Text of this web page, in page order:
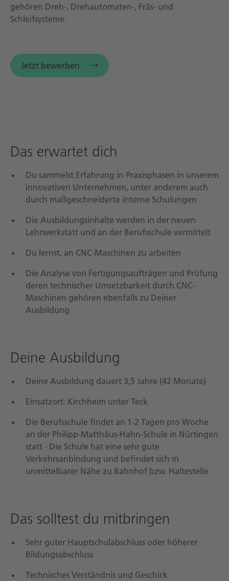
gehören Dreh-, Drehautomaten-, Fräs- und
Schleifsysteme.
Jetzt bewerben
Das erwartet dich
Du sammelst Erfahrung in Praxisphasen in unserem
innovativen Unternehmen, unter anderem auch
durch maßgeschneiderte interne Schulungen
Die Ausbildungsinhalte werden in der neuen
Lehrwerkstatt und an der Berufsschule vermittelt
Du lernst, an CNC-Maschinen zu arbeiten
Die Analyse von Fertigungsaufträgen und Prüfung
deren technischer Umsetzbarkeit durch CNC-
Maschinen gehören ebenfalls zu Deiner
Ausbildung
Deine Ausbildung
Deine Ausbildung dauert 3,5 Jahre (42 Monate)
Einsatzort: Kirchheim unter Teck
Die Berufsschule findet an 1-2 Tagen pro Woche
an der Philipp-Matthäus-Hahn-Schule in Nürtingen
statt - Die Schule hat eine sehr gute
Verkehrsanbindung und befindet sich in
unmittelbarer Nähe zu Bahnhof bzw. Haltestelle
Das solltest du mitbringen
Sehr guter Hauptschulabschluss oder höherer
Bildungsabschluss
Technisches Verständnis und Geschick